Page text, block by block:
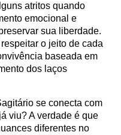
atritos quando
emocional e
sua liberdade.
o jeito de cada
baseada em
dos laços
se conecta com
viu? A verdade é que
diferentes no